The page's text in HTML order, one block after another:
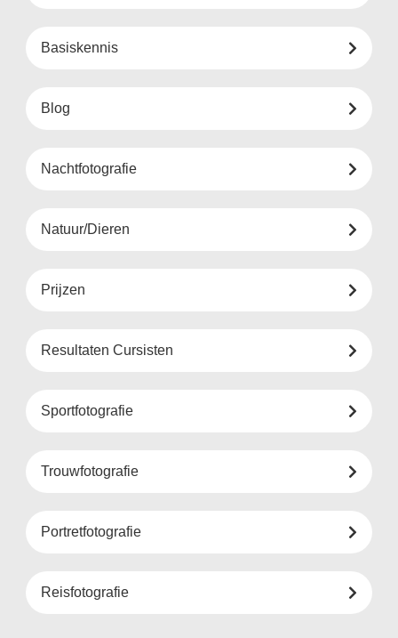
Basiskennis
Blog
Nachtfotografie
Natuur/Dieren
Prijzen
Resultaten Cursisten
Sportfotografie
Trouwfotografie
Portretfotografie
Reisfotografie